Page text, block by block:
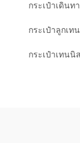
กระเป๋าเดินท
กระเป๋าลูกเท
กระเป๋าเทนนิ